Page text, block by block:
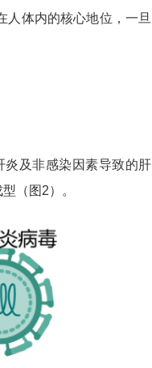
人体内的核心地位，一旦
炎及非感染因素导致的肝
（图2）。